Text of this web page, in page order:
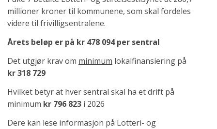
millioner kroner til kommunene, som skal fordeles
videre til frivilligsentralene.
Årets beløp er på kr 478 094 per sentral
Det utgjør krav om minimum lokalfinansiering på
kr318 729
Hvilket betyr at hver sentral skal ha et drift på
minimum kr 796 823 i 2026
Dere kan lese informasjon på Lotteri- og